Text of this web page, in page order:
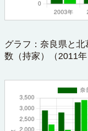
グラフ：奈良県と
数（持家）（2011年